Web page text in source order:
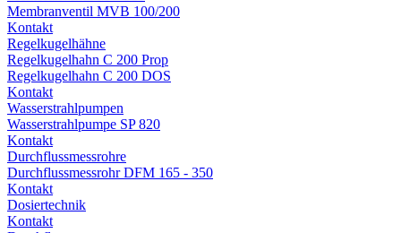
Membranventil MVB 100/200
Kontakt
Regelkugelhähne
Regelkugelhahn C 200 Prop
Regelkugelhahn C 200 DOS
Kontakt
Wasserstrahlpumpen
Wasserstrahlpumpe SP 820
Kontakt
Durchflussmessrohre
Durchflussmessrohr DFM 165 - 350
Kontakt
Dosiertechnik
Kontakt